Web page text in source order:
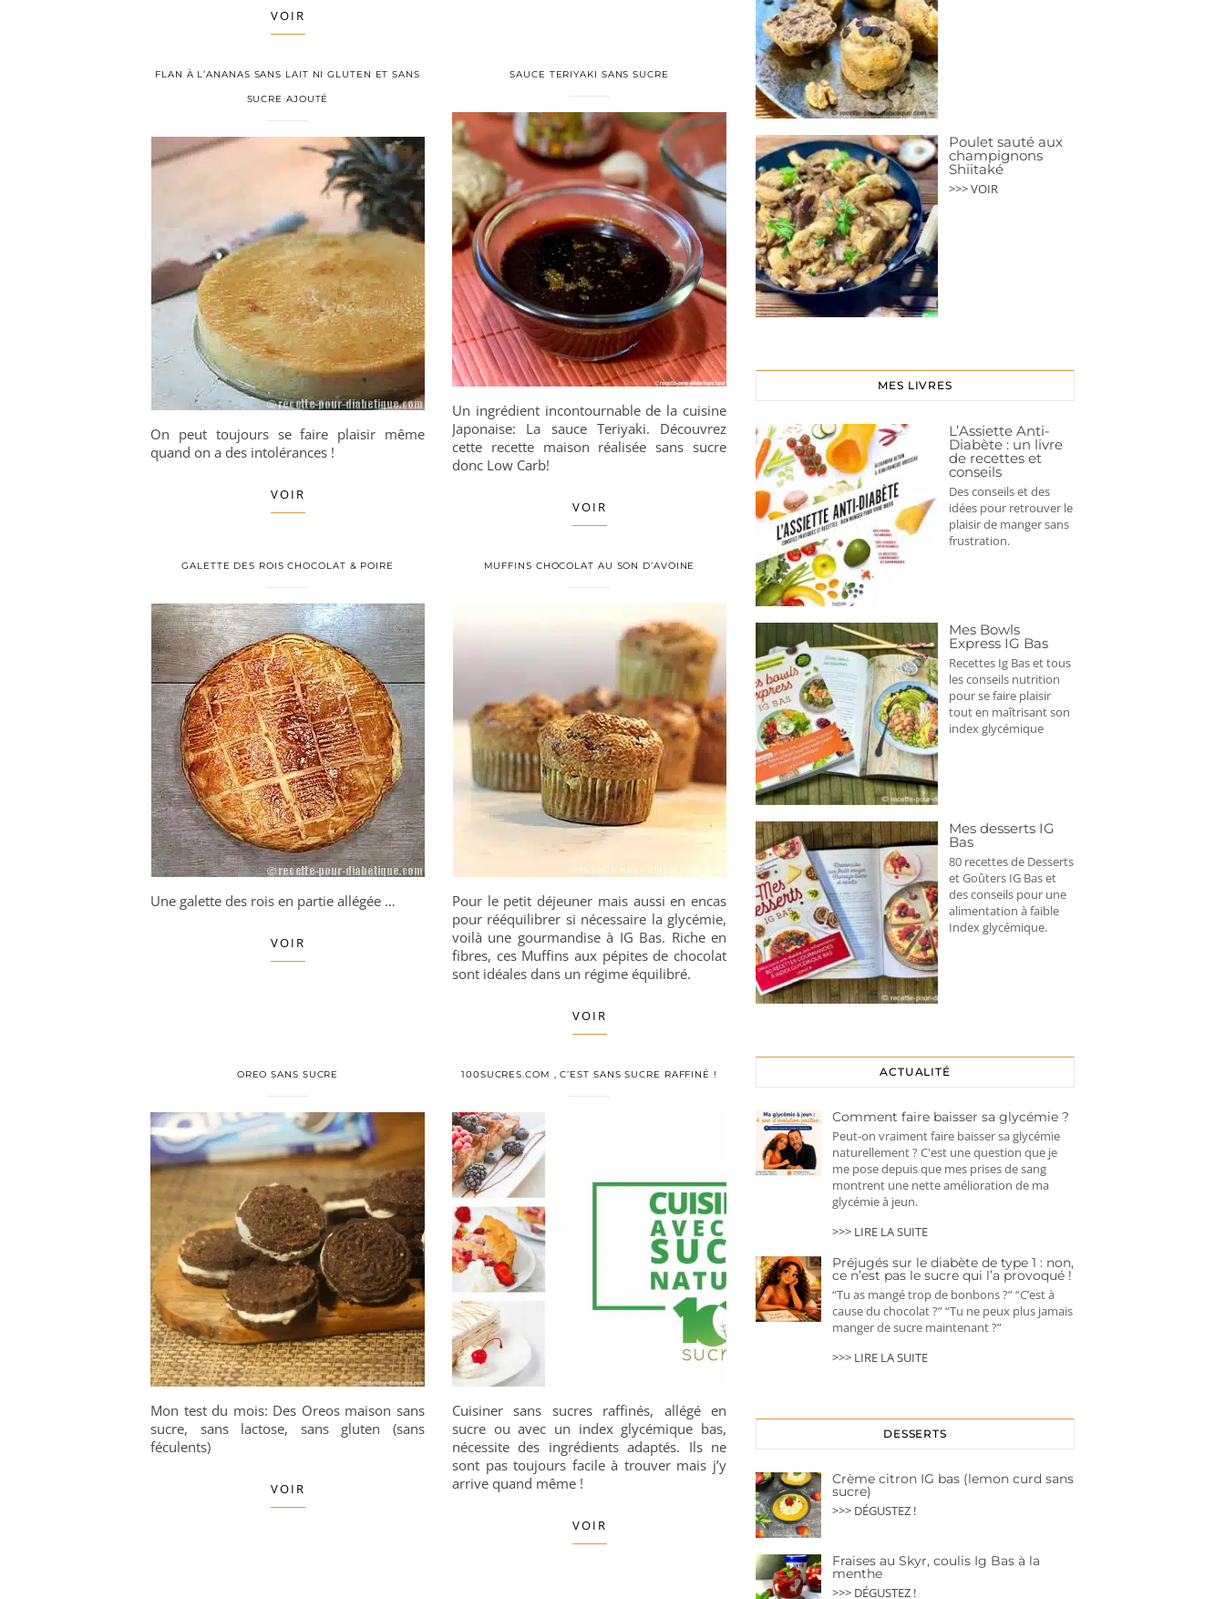
VOIR
FLAN À L’ANANAS SANS LAIT NI GLUTEN ET SANS
SUCRE AJOUTÉ
On peut toujours se faire plaisir même
quand on a des intolérances !
VOIR
SAUCE TERIYAKI SANS SUCRE
Un ingrédient incontournable de la cuisine
Japonaise: La sauce Teriyaki. Découvrez
cette recette maison réalisée sans sucre
donc Low Carb!
VOIR
GALETTE DES ROIS CHOCOLAT & POIRE
Une galette des rois en partie allégée …
VOIR
MUFFINS CHOCOLAT AU SON D’AVOINE
Pour le petit déjeuner mais aussi en encas
pour rééquilibrer si nécessaire la glycémie,
voilà une gourmandise à IG Bas. Riche en
fibres, ces Muffins aux pépites de chocolat
sont idéales dans un régime équilibré.
VOIR
OREO SANS SUCRE
Mon test du mois: Des Oreos maison sans
sucre, sans lactose, sans gluten (sans
féculents)
VOIR
100SUCRES.COM , C’EST SANS SUCRE RAFFINÉ !
Cuisiner sans sucres raffinés, allégé en
sucre ou avec un index glycémique bas,
nécessite des ingrédients adaptés. Ils ne
sont pas toujours facile à trouver mais j’y
arrive quand même !
VOIR
Poulet sauté aux
champignons
Shiitaké
>>> VOIR
MES LIVRES
L’Assiette Anti-
Diabète : un livre
de recettes et
conseils
Des conseils et des
idées pour retrouver le
plaisir de manger sans
frustration.
Mes Bowls
Express IG Bas
Recettes Ig Bas et tous
les conseils nutrition
pour se faire plaisir
tout en maîtrisant son
index glycémique
Mes desserts IG
Bas
80 recettes de Desserts
et Goûters IG Bas et
des conseils pour une
alimentation à faible
Index glycémique.
ACTUALITÉ
Comment faire baisser sa glycémie ?
Peut-on vraiment faire baisser sa glycémie
naturellement ? C'est une question que je
me pose depuis que mes prises de sang
montrent une nette amélioration de ma
glycémie à jeun.
>>> LIRE LA SUITE
Préjugés sur le diabète de type 1 : non,
ce n’est pas le sucre qui l’a provoqué !
“Tu as mangé trop de bonbons ?” “C’est à
cause du chocolat ?” “Tu ne peux plus jamais
manger de sucre maintenant ?”
>>> LIRE LA SUITE
DESSERTS
Crème citron IG bas (lemon curd sans
sucre)
>>> DÉGUSTEZ !
Fraises au Skyr, coulis Ig Bas à la
menthe
>>> DÉGUSTEZ !